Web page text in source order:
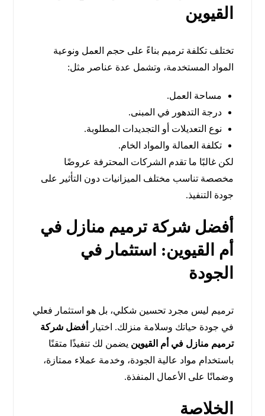
القيوين
تختلف تكلفة ترميم بناءً على حجم العمل ونوعية
المواد المستخدمة، وتشمل عدة عناصر مثل:
مساحة العمل.
درجة التدهور في المبنى.
نوع التعديلات أو التجديدات المطلوبة.
تكلفة العمالة والمواد الخام.
لكن غالبًا ما تقدم الشركات المحترفة عروضًا
مخصصة تناسب مختلف الميزانيات دون التأثير على
جودة التنفيذ.
أفضل شركة ترميم منازل في
أم القيوين: استثمار في
الجودة
ترميم ليس مجرد تحسين شكلي، بل هو استثمار فعلي
في جودة حياتك وسلامة منزلك. اختيار
أفضل شركة
ترميم منازل في أم القيوين يضمن لك تنفيذًا متقنًا
باستخدام مواد عالية الجودة، وخدمة عملاء ممتازة،
وضمانًا على الأعمال المنفذة.
الخلاصة